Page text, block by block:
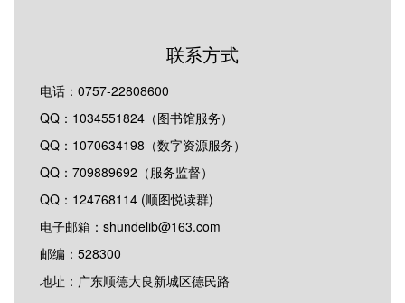
联系方式
电话：0757-22808600
QQ：1034551824（图书馆服务）
QQ：1070634198（数字资源服务）
QQ：709889692（服务监督）
QQ：124768114 (顺图悦读群)
电子邮箱：shundelib@163.com
邮编：528300
地址：广东顺德大良新城区德民路